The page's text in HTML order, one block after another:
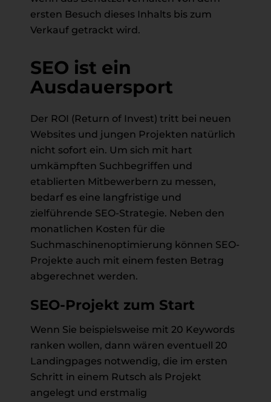
ersten Besuch dieses Inhalts bis zum
Verkauf getrackt wird.
SEO ist ein
Ausdauersport
Der ROI (Return of Invest) tritt bei neuen
Websites und jungen Projekten natürlich
nicht sofort ein. Um sich mit hart
umkämpften Suchbegriffen und
etablierten Mitbewerbern zu messen,
bedarf es eine langfristige und
zielführende SEO-Strategie. Neben den
monatlichen Kosten für die
Suchmaschinenoptimierung können SEO-
Projekte auch mit einem festen Betrag
abgerechnet werden.
SEO-Projekt zum Start
Wenn Sie beispielsweise mit 20 Keywords
ranken wollen, dann wären eventuell 20
Landingpages notwendig, die im ersten
Schritt in einem Rutsch als Projekt
angelegt und erstmalig